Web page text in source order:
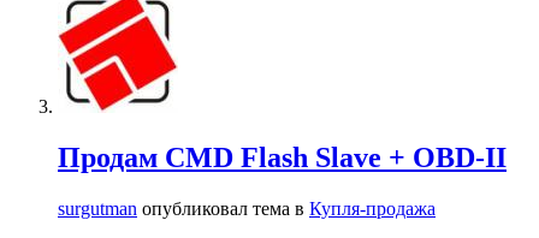
Продам CMD Flash Slave + OBD-II
surgutman опубликовал тема в Купля-продажа